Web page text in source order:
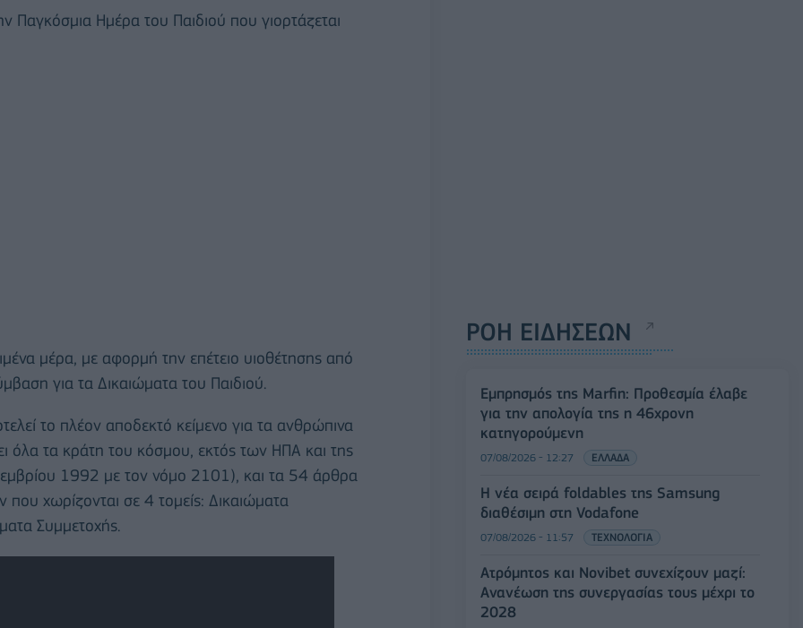
Παγκόσμια Ημέρα του Παιδιού που γιορτάζεται
μέρα, με αφορμή την επέτειο υιοθέτησης από
για τα Δικαιώματα του Παιδιού.
το πλέον αποδεκτό κείμενο για τα ανθρώπινα
όλα τα κράτη του κόσμου, εκτός των ΗΠΑ και της
1992 με τον νόμο 2101), και τα 54 άρθρα
χωρίζονται σε 4 τομείς: Δικαιώματα
Συμμετοχής.
ΡΟΗ ΕΙΔΗΣΕΩΝ
Εμπρησμός της Marfin: Προθεσμία έλαβε
για την απολογία της η 46χρονη
κατηγορούμενη
07/08/2026 - 12:27 ΕΛΛΑΔΑ
Η νέα σειρά foldables της Samsung
διαθέσιμη στη Vodafone
07/08/2026 - 11:57 ΤΕΧΝΟΛΟΓΙΑ
Ατρόμητος και Novibet συνεχίζουν μαζί:
Ανανέωση της συνεργασίας τους μέχρι το
2028